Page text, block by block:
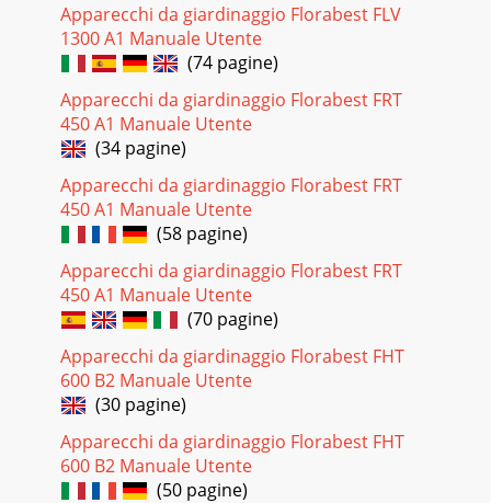
Apparecchi da giardinaggio Florabest FLV
1300 A1 Manuale Utente
(74 pagine)
Apparecchi da giardinaggio Florabest FRT
450 A1 Manuale Utente
(34 pagine)
Apparecchi da giardinaggio Florabest FRT
450 A1 Manuale Utente
(58 pagine)
Apparecchi da giardinaggio Florabest FRT
450 A1 Manuale Utente
(70 pagine)
Apparecchi da giardinaggio Florabest FHT
600 B2 Manuale Utente
(30 pagine)
Apparecchi da giardinaggio Florabest FHT
600 B2 Manuale Utente
(50 pagine)